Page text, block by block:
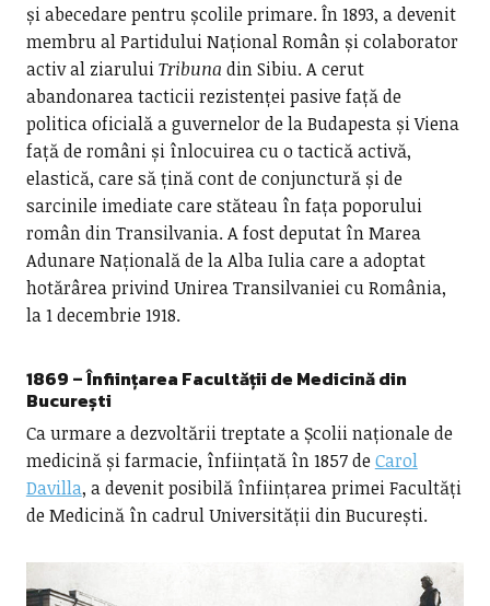
și abecedare pentru școlile primare. În 1893, a devenit
membru al Partidului Național Român și colaborator
activ al ziaruluiTribuna din Sibiu. A cerut
abandonarea tacticii rezistenței pasive față de
politica oficială a guvernelor de la Budapesta și Viena
față de români și înlocuirea cu o tactică activă,
elastică, care să țină cont de conjunctură și de
sarcinile imediate care stăteau în fața poporului
român din Transilvania. A fost deputat în Marea
Adunare Națională de la Alba Iulia care a adoptat
hotărârea privind Unirea Transilvaniei cu România,
la 1 decembrie 1918.
1869 – Înființarea Facultății de Medicină din
București
Ca urmare a dezvoltării treptate a Școlii naționale de
medicină și farmacie, înființată în 1857 deCarol
Davilla, a devenit posibilă înființarea primei Facultăți
de Medicină în cadrul Universității din București.